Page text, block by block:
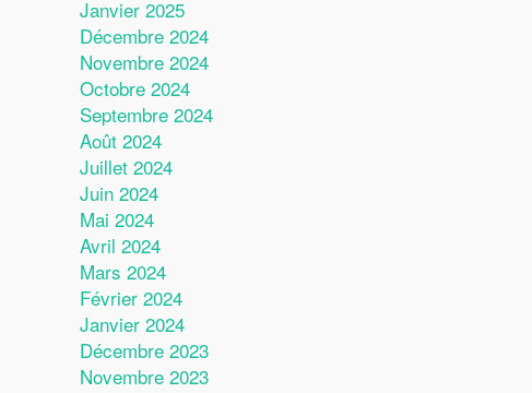
Janvier 2025
Décembre 2024
Novembre 2024
Octobre 2024
Septembre 2024
Août 2024
Juillet 2024
Juin 2024
Mai 2024
Avril 2024
Mars 2024
Février 2024
Janvier 2024
Décembre 2023
Novembre 2023